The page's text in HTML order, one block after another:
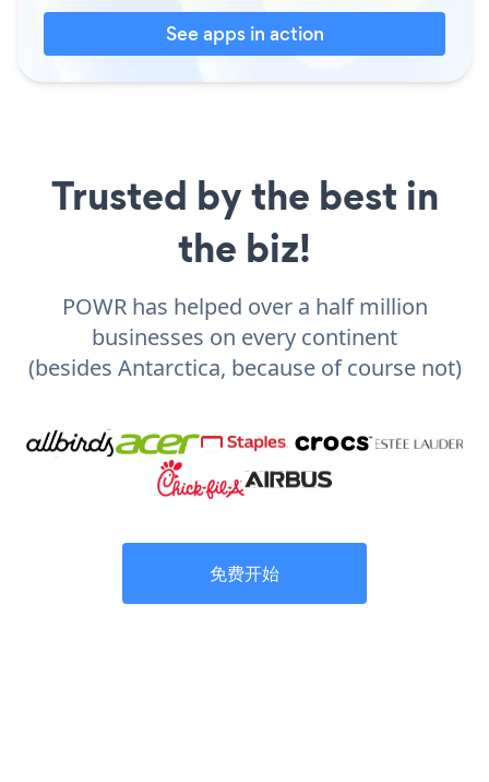
See apps in action
Trusted by the best in
the biz!
POWR has helped over a half million
businesses on every continent
(besides Antarctica, because of course not)
免费开始